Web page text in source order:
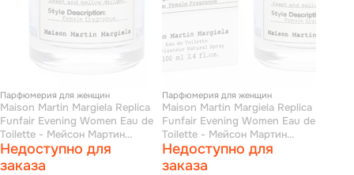
Парфюмерия для женщин
Maison Martin Margiela Replica
Funfair Evening Women Eau de
Toilette - Мейсон Мартин
Марджела праздничный вечер
туалетная вода 100 мл (тестер)
Недоступно для
заказа
Парфюмерия для женщин
Maison Martin Margiela Replica
Funfair Evening Women Eau de
Toilette - Мейсон Мартин
Марджела праздничный вечер
туалетная вода 100 мл
Недоступно для
заказа